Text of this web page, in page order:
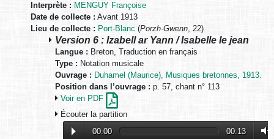
Interprète : MENGUY Françoise
Date de collecte : Avant 1913
Lieu de collecte : Port-Blanc (Porzh-Gwenn, 22)
Version 6 : Izabell ar Yann / Isabelle le jean
Langue : Breton, Traduction en français
Type : Notation musicale
Ouvrage : Duhamel (Maurice), Musiques bretonnes, 1913.
Position dans l’ouvrage : p. 57, chant n° 113
Voir en PDF
Écouter la partition
00:00
00:13